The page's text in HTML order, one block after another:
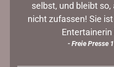
selbst, und bleibt
nicht zufassen! Sie
Entertainerin
- Freie Presse